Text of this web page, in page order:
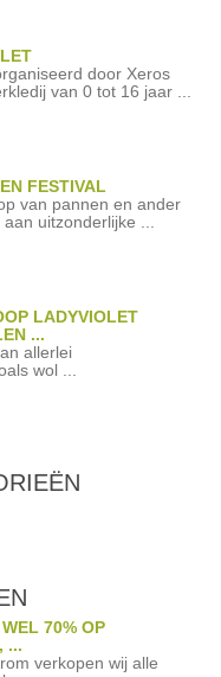
door Xeros
van 0 tot 16 jaar ...
FESTIVAL
van pannen en ander
uitzonderlijke ...
LADYVIOLET
...
allerlei
wol ...
70% OP
...
verkopen wij alle